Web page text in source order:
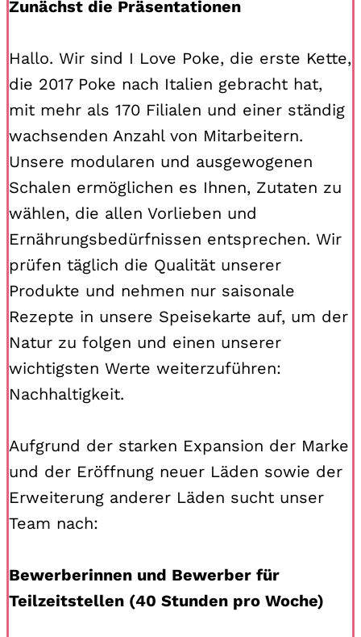
Zunächst die Präsentationen
Hallo. Wir sind I Love Poke, die erste Kette,
die 2017 Poke nach Italien gebracht hat,
mit mehr als 170 Filialen und einer ständig
wachsenden Anzahl von Mitarbeitern.
Unsere modularen und ausgewogenen
Schalen ermöglichen es Ihnen, Zutaten zu
wählen, die allen Vorlieben und
Ernährungsbedürfnissen entsprechen. Wir
prüfen täglich die Qualität unserer
Produkte und nehmen nur saisonale
Rezepte in unsere Speisekarte auf, um der
Natur zu folgen und einen unserer
wichtigsten Werte weiterzuführen:
Nachhaltigkeit.
Aufgrund der starken Expansion der Marke
und der Eröffnung neuer Läden sowie der
Erweiterung anderer Läden sucht unser
Team nach:
Bewerberinnen und Bewerber für
Teilzeitstellen (40 Stunden pro Woche)